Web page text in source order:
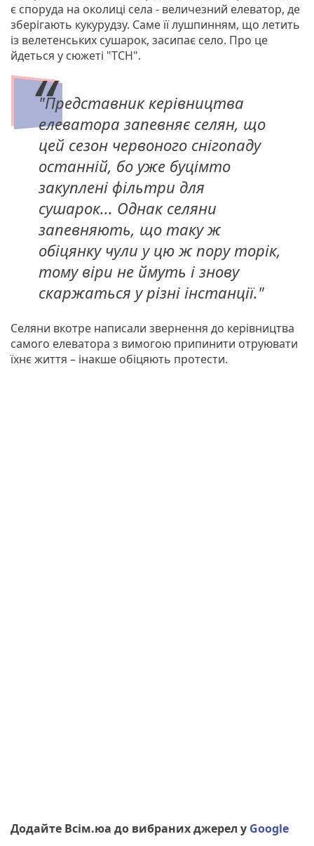
є споруда на околиці села - величезний елеватор, де
зберігають кукурудзу. Саме її лушпинням, що летить
із велетенських сушарок, засипає село. Про це
йдеться у сюжеті "ТСН".
"Представник керівництва
елеватора запевняє селян, що
цей сезон червоного снігопаду
останній, бо уже буцімто
закуплені фільтри для
сушарок... Однак селяни
запевняють, що таку ж
обіцянку чули у цю ж пору торік,
тому віри не ймуть і знову
скаржаться у різні інстанції."
Селяни вкотре написали звернення до керівництва
самого елеватора з вимогою припинити отруювати
їхнє життя – інакше обіцяють протести.
Додайте Всім.юа до вибраних джерел у Google